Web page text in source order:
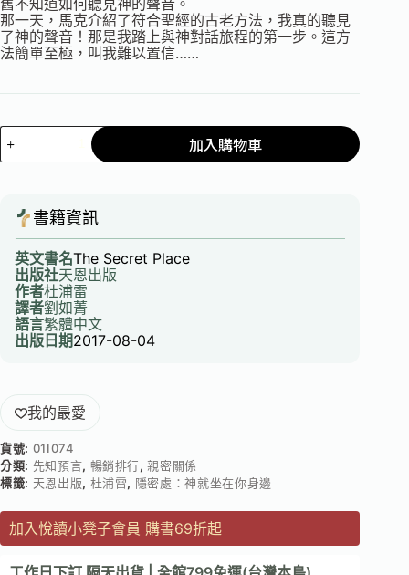
那一天，馬克介紹了符合聖經的古老方法，我真的聽見
了神的聲音！那是我踏上與神對話旅程的第一步。這方
法簡單至極，叫我難以置信……
加入購物車
書籍資訊
英文書名The Secret Place
出版社天恩出版
作者杜浦雷
譯者劉如菁
語言繁體中文
出版日期2017-08-04
我的最愛
貨號: 01I074
分類: 先知預言, 暢銷排行,親密關係
標籤: 天恩出版, 杜浦雷, 隱密處：神就坐在你身邊
加入悅讀小凳子會員 購書69折起